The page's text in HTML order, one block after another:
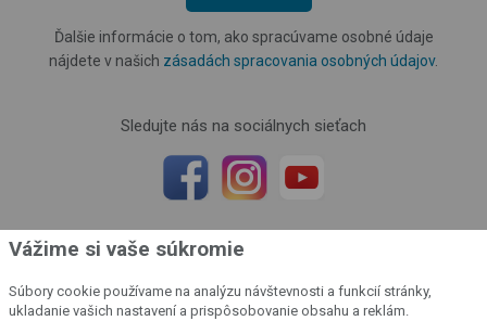
Ďalšie informácie o tom, ako spracúvame osobné údaje
nájdete v našich zásadách spracovania osobných údajov.
Sledujte nás na sociálnych sieťach
Vážime si vaše súkromie
Súbory cookie používame na analýzu návštevnosti a funkcií stránky,
ukladanie vašich nastavení a prispôsobovanie obsahu a reklám.